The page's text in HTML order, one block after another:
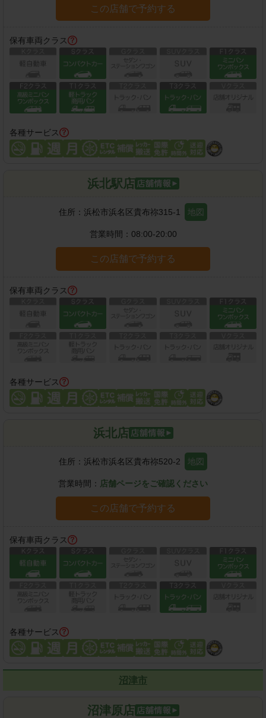
この店舗で予約する
保有車両クラス
各種サービス
浜北駅店
住所： 浜松市浜名区貴布祢315-1 地図
営業時間： 08:00-20:00
この店舗で予約する
保有車両クラス
各種サービス
浜北店
住所： 浜松市浜名区貴布祢520-2 地図
営業時間： 店舗ページをご確認ください
この店舗で予約する
保有車両クラス
各種サービス
沼津市
沼津原店